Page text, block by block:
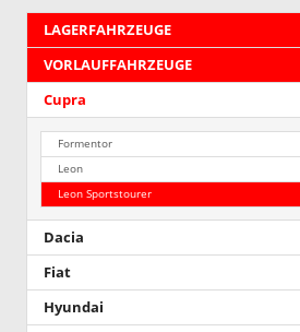
LAGERFAHRZEUGE
VORLAUFFAHRZEUGE
Cupra
Formentor
Leon
Leon Sportstourer
Dacia
Fiat
Hyundai